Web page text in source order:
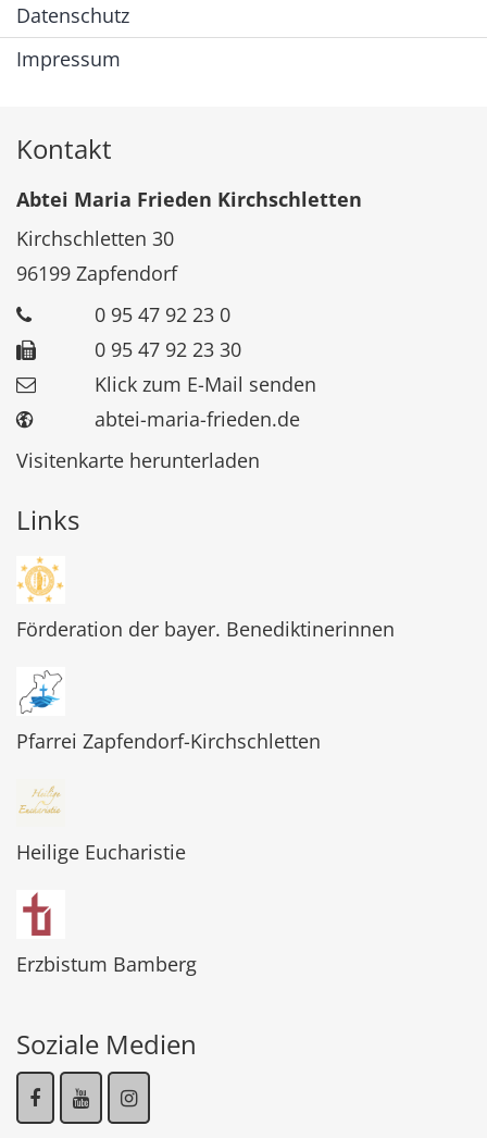
Datenschutz
Impressum
Kontakt
Abtei Maria Frieden Kirchschletten
Kirchschletten 30
96199 Zapfendorf
0 95 47 92 23 0
0 95 47 92 23 30
Klick zum E-Mail senden
abtei-maria-frieden.de
Visitenkarte herunterladen
Links
Förderation der bayer. Benediktinerinnen
Pfarrei Zapfendorf-Kirchschletten
Heilige Eucharistie
Erzbistum Bamberg
Soziale Medien